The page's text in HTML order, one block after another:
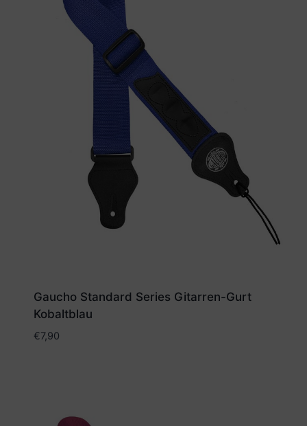
Gaucho Standard Series Gitarren-Gurt
Kobaltblau
€7,90